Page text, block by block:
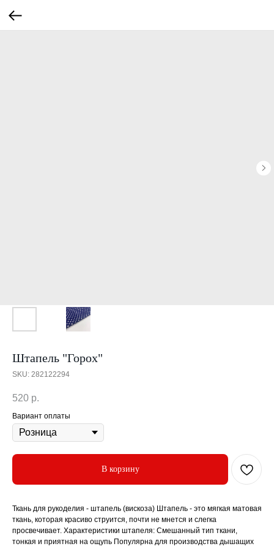
Штапель "Горох"
SKU: 282122294
520 р.
Вариант оплаты
В корзину
Ткань для рукоделия - штапель (вискоза) Штапель - это мягкая матовая
ткань, которая красиво струится, почти не мнется и слегка
просвечивает. Характеристики штапеля: Смешанный тип ткани,
тонкая и приятная на ощупь Популярна для производства дышащих